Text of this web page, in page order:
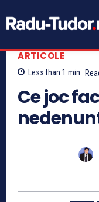
ARTICOLE
Less than 1 min.
Ce joc